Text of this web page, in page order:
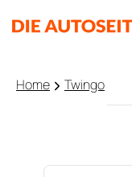
Home Twingo